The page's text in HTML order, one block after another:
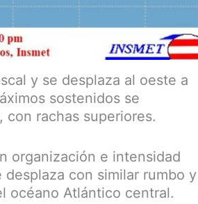
y se desplaza al oeste a
sostenidos se
rachas superiores.
organización e intensidad
con similar rumbo y
océano Atlántico central.